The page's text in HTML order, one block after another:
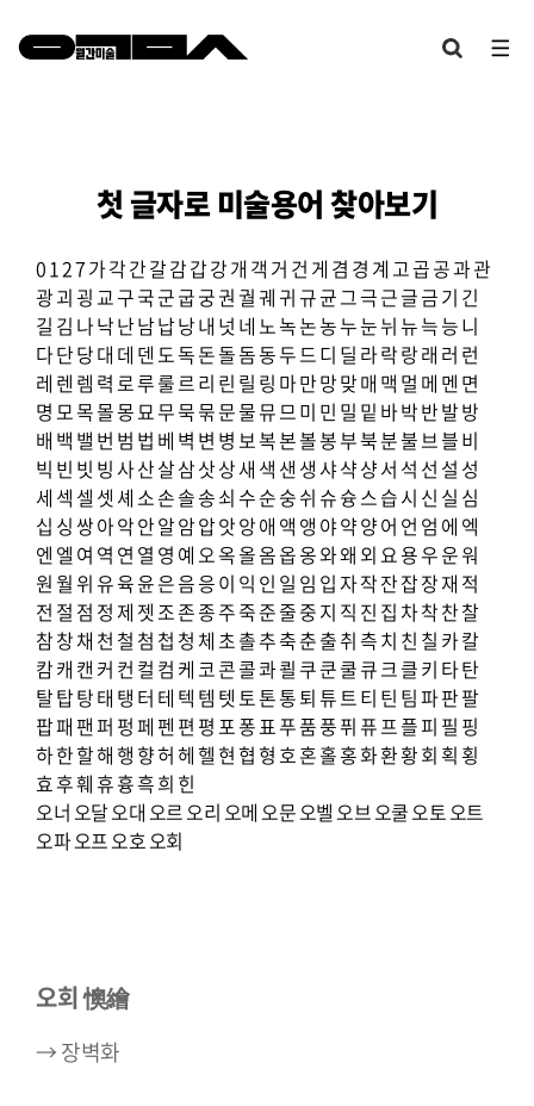
첫 글자로 미술용어 찾아보기
0 1 27가각간갈감갑강개 객 거 건 게 겸 경 계 고곱공과관
광괴 굉 교구국군굽궁권 궐궤귀규균그극근글금기 긴
길 김 나낙난남납낭내 넛 네 노녹논농누눈뉘뉴늑능니
다단당대 데 덴 도독돈돌돔동두드디 딜 라락랑래 러 런
레 렌 렘 력 로루룰르리 린 릴 링 마만망맞매 맥 멀 메 멘 면
명 모목몰몽묘무묵묶문물뮤므미 민 밀 밑 바박반발방
배 백 밸 번 범 법 베 벽 변 병 보복본볼봉부북분불브블비
빅 빈 빗 빙사산살삼삿상새 색 샌 생샤샥샹서 석 선 설 성
세 섹 셀 셋셰 소손솔송쇠수순숭쉬슈슝스습시 신 실 심
십 싱 쌍아악안알암압앗앙애 액 앵 야약양어 언 엄 에 엑
엔 엘 여 역 연 열 영 예 오옥올옴옵옹와왜 외 요용우운워
원월 위유육윤은음응이 익 인 일 임 입자작잔잡장재 적
전 절 점 정 제 젯 조존종주죽준줄중지 직 진 집 차착찬찰
참창채 천 철 첨 첩 청 체 초촐추축춘출취측치 친 칠 카칼
캄캐 캔 커 컨 컬 컴 케 코콘콜콰쾰 쿠쿤쿨큐크클키 타탄
탈탑탕태 탱 터 테 텍 템 텟 토톤통퇴튜트티 틴 팀파판팔
팝패팬퍼 펑페펜 편 평 포퐁표푸품풍퓌 퓨프플피 필 핑
하한할해행 향허헤헬 현협 형 호혼홀홍화환황회 획 횡
효 후훼휴흉흑희 힌
오너 오달오대 오르오리 오메 오문오벨 오브오쿨오토오트
오파오프오호오회
오회 懊繪
→ 장벽화